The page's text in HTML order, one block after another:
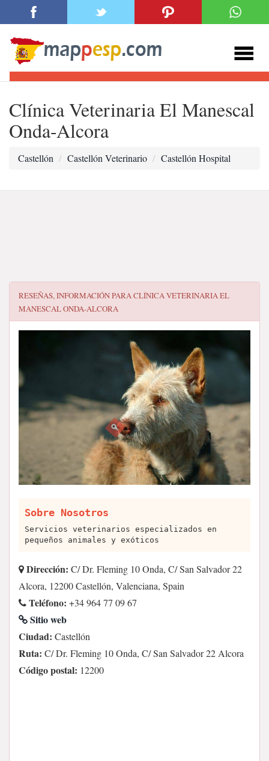
Clínica Veterinaria El Manescal
Onda-Alcora
Castellón Castellón Veterinario Castellón Hospital
RESEÑAS, INFORMACIÓN PARACLÍNICA VETERINARIA EL
MANESCAL ONDA-ALCORA
Sobre Nosotros
Servicios veterinarios especializados en
pequeños animales y exóticos
Dirección: C/ Dr. Fleming 10 Onda, C/ San Salvador 22
Alcora, 12200 Castellón, Valenciana, Spain
Teléfono: +34 964 77 09 67
Sitio web
Ciudad: Castellón
Ruta: C/ Dr. Fleming 10 Onda, C/ San Salvador 22 Alcora
Código postal: 12200